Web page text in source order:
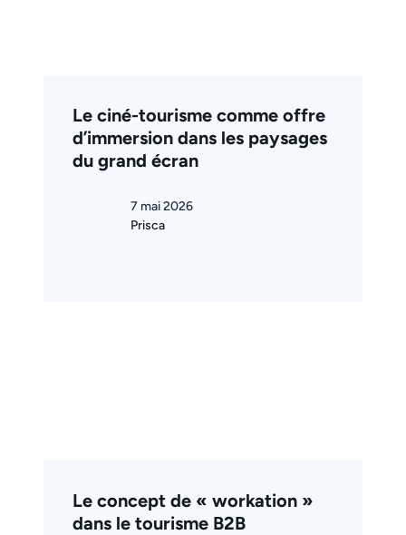
Le ciné-tourisme comme offre
d’immersion dans les paysages
du grand écran
7 mai 2026
Prisca
Le concept de « workation »
dans le tourisme B2B